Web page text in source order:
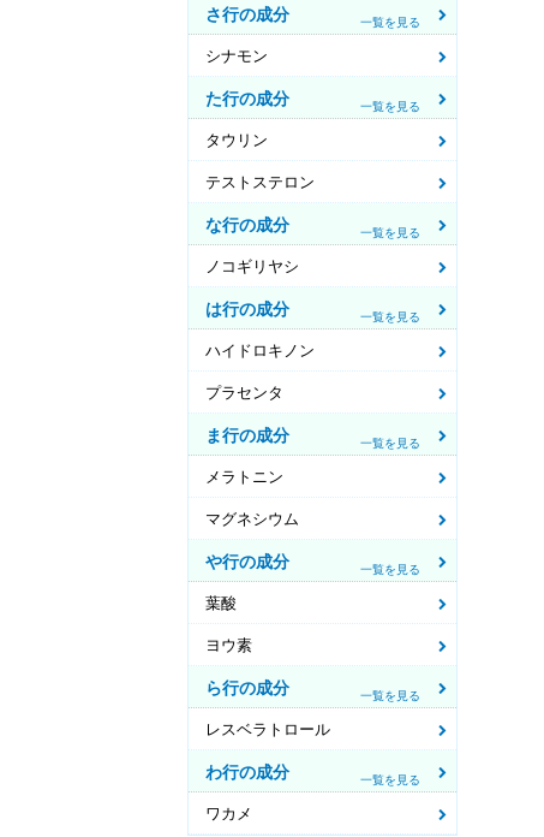
さ行の成分 一覧を見る
シナモン
た行の成分 一覧を見る
タウリン
テストステロン
な行の成分 一覧を見る
ノコギリヤシ
は行の成分 一覧を見る
ハイドロキノン
プラセンタ
ま行の成分 一覧を見る
メラトニン
マグネシウム
や行の成分 一覧を見る
葉酸
ヨウ素
ら行の成分 一覧を見る
レスベラトロール
わ行の成分 一覧を見る
ワカメ